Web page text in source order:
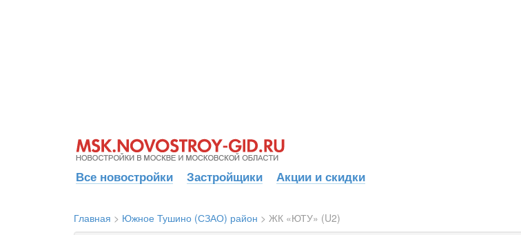
Все новостройки Застройщики Акции и скидки
Главная > Южное Тушино (СЗАО) район > ЖК «ЮТУ» (U2)